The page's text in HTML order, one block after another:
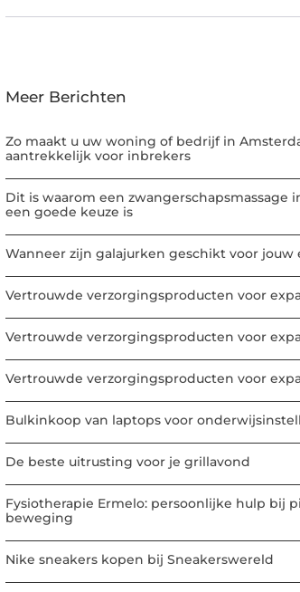
Meer Berichten
Zo maakt u uw woning of bedrijf in
aantrekkelijk voor inbrekers
Dit is waarom een zwangerschapsmassage
een goede keuze is
Wanneer zijn galajurken geschikt voor jouw
Vertrouwde verzorgingsproducten voor
Vertrouwde verzorgingsproducten voor
Vertrouwde verzorgingsproducten voor
Bulkinkoop van laptops voor
De beste uitrusting voor je grillavond
Fysiotherapie Ermelo: persoonlijke hulp bij
beweging
Nike sneakers kopen bij Sneakerswereld